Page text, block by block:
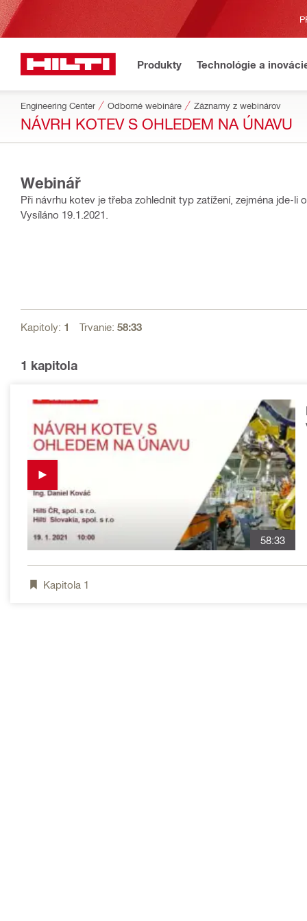
Produkty Technológie a
Engineering Center Odborné webináre Záznamy z webinárov
NÁVRH KOTEV S OHLEDEM NA ÚNAVU
Webinář
Při návrhu kotev je třeba zohlednit typ zatížení, zejména jde-
Vysíláno 19.1.2021.
Kapitoly: 1 Trvanie: 58:33
1 kapitola
58:33
Kapitola 1